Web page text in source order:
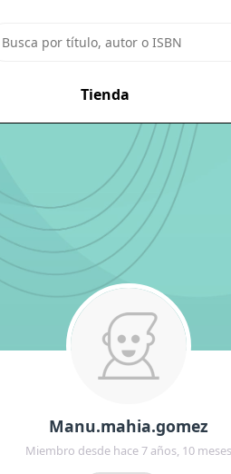
Tienda
Manu.mahia.gomez
Miembro desde hace 7 años, 10 meses